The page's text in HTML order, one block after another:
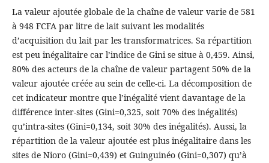
La valeur ajoutée globale de la chaîne de valeur varie de 581
à 948 FCFA par litre de lait suivant les modalités
d’acquisition du lait par les transformatrices. Sa répartition
est peu inégalitaire car l’indice de Gini se situe à 0,459. Ainsi,
80% des acteurs de la chaîne de valeur partagent 50% de la
valeur ajoutée créée au sein de celle-ci. La décomposition de
cet indicateur montre que l’inégalité vient davantage de la
différence inter-sites (Gini=0,325, soit 70% des inégalités)
qu’intra-sites (Gini=0,134, soit 30% des inégalités). Aussi, la
répartition de la valeur ajoutée est plus inégalitaire dans les
sites de Nioro (Gini=0,439) et Guinguinéo (Gini=0,307) qu’à